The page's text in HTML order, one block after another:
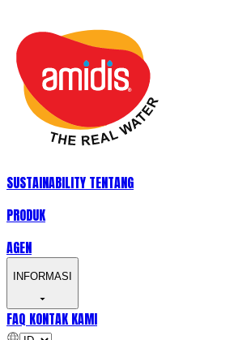
SUSTAINABILITY TENTANG
PRODUK
AGEN
INFORMASI
FAQ KONTAK KAMI